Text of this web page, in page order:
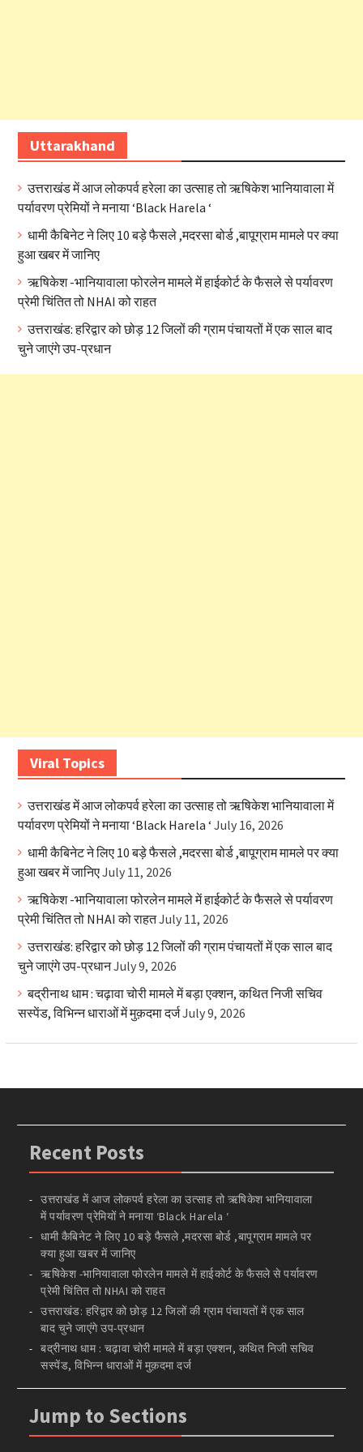
Uttarakhand
उत्तराखंड में आज लोकपर्व हरेला का उत्साह तो ऋषिकेश भानियावाला में
पर्यावरण प्रेमियों ने मनाया ‘Black Harela ‘
धामी कैबिनेट ने लिए 10 बड़े फैसले ,मदरसा बोर्ड ,बापूग्राम मामले पर क्या
हुआ खबर में जानिए
ऋषिकेश -भानियावाला फोरलेन मामले में हाईकोर्ट के फैसले से पर्यावरण
प्रेमी चिंतित तो NHAI को राहत
उत्तराखंड: हरिद्वार को छोड़ 12 जिलों की ग्राम पंचायतों में एक साल बाद
चुने जाएंगे उप-प्रधान
Viral Topics
उत्तराखंड में आज लोकपर्व हरेला का उत्साह तो ऋषिकेश भानियावाला में
पर्यावरण प्रेमियों ने मनाया ‘Black Harela ‘ July 16, 2026
धामी कैबिनेट ने लिए 10 बड़े फैसले ,मदरसा बोर्ड ,बापूग्राम मामले पर क्या
हुआ खबर में जानिएJuly 11, 2026
ऋषिकेश -भानियावाला फोरलेन मामले में हाईकोर्ट के फैसले से पर्यावरण
प्रेमी चिंतित तो NHAI को राहतJuly 11, 2026
उत्तराखंड: हरिद्वार को छोड़ 12 जिलों की ग्राम पंचायतों में एक साल बाद
चुने जाएंगे उप-प्रधानJuly 9, 2026
बद्रीनाथ धाम : चढ़ावा चोरी मामले में बड़ा एक्शन, कथित निजी सचिव
सस्पेंड, विभिन्न धाराओं में मुक़दमा दर्जJuly 9, 2026
Recent Posts
उत्तराखंड में आज लोकपर्व हरेला का उत्साह तो ऋषिकेश भानियावाला
में पर्यावरण प्रेमियों ने मनाया ‘Black Harela ‘
धामी कैबिनेट ने लिए 10 बड़े फैसले ,मदरसा बोर्ड ,बापूग्राम मामले पर
क्या हुआ खबर में जानिए
ऋषिकेश -भानियावाला फोरलेन मामले में हाईकोर्ट के फैसले से पर्यावरण
प्रेमी चिंतित तो NHAI को राहत
उत्तराखंड: हरिद्वार को छोड़ 12 जिलों की ग्राम पंचायतों में एक साल
बाद चुने जाएंगे उप-प्रधान
बद्रीनाथ धाम : चढ़ावा चोरी मामले में बड़ा एक्शन, कथित निजी सचिव
सस्पेंड, विभिन्न धाराओं में मुक़दमा दर्ज
Jump to Sections